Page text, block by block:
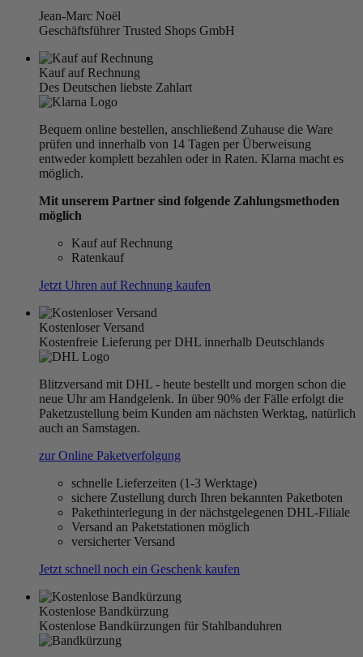
Jean-Marc Noël
Geschäftsführer Trusted Shops GmbH
Kauf auf Rechnung
Des Deutschen liebste Zahlart
Bequem online bestellen, anschließend Zuhause die Ware
prüfen und innerhalb von 14 Tagen per Überweisung
entweder komplett bezahlen oder in Raten. Klarna macht es
möglich.
Mit unserem Partner sind folgende Zahlungsmethoden
möglich
Kauf auf Rechnung
Ratenkauf
Jetzt Uhren auf Rechnung kaufen
Kostenloser Versand
Kostenfreie Lieferung per DHL innerhalb Deutschlands
Blitzversand mit DHL - heute bestellt und morgen schon die
neue Uhr am Handgelenk. In über 90% der Fälle erfolgt die
Paketzustellung beim Kunden am nächsten Werktag, natürlich
auch an Samstagen.
zur Online Paketverfolgung
schnelle Lieferzeiten (1-3 Werktage)
sichere Zustellung durch Ihren bekannten Paketboten
Pakethinterlegung in der nächstgelegenen DHL-Filiale
Versand an Paketstationen möglich
versicherter Versand
Jetzt schnell noch ein Geschenk kaufen
Kostenlose Bandkürzung
Kostenlose Bandkürzungen für Stahlbanduhren